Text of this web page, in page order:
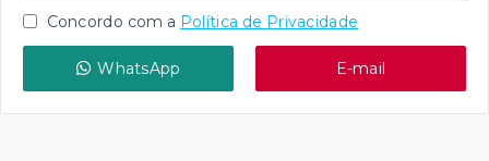
Concordo com a Política de Privacidade
WhatsApp E-mail